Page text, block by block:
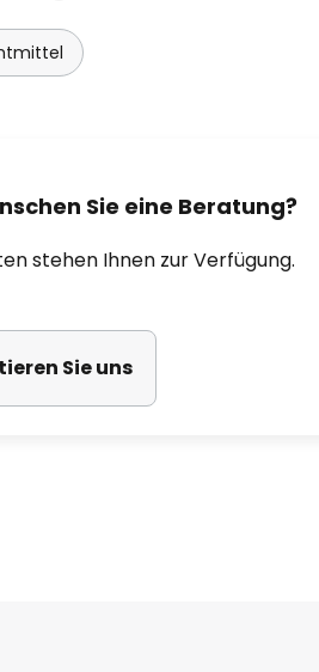
Sie eine Beratung?
stehen Ihnen zur Verfügung.
Sie uns